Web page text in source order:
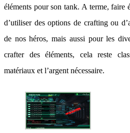
éléments pour son tank. A terme, faire
d’utiliser des options de crafting ou
de nos héros, mais aussi pour les
crafter des éléments, cela reste
matériaux et l’argent nécessaire.